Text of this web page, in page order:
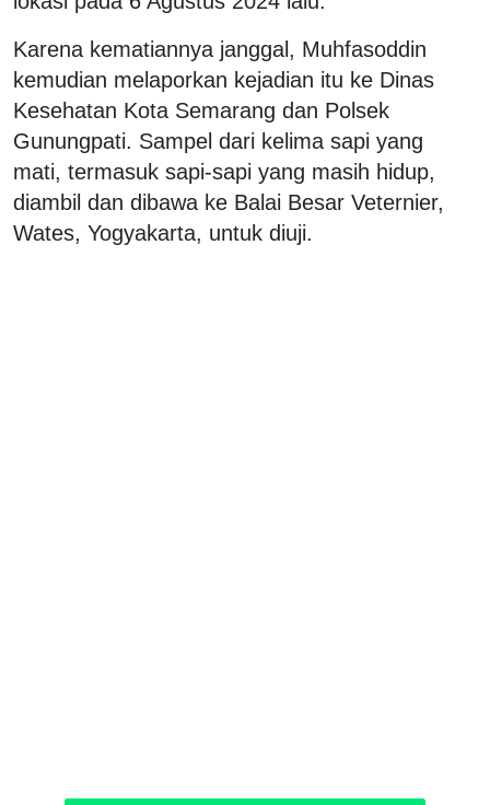
Karena kematiannya janggal, Muhfasoddin
kemudian melaporkan kejadian itu ke Dinas
Kesehatan Kota Semarang dan Polsek
Gunungpati. Sampel dari kelima sapi yang
mati, termasuk sapi-sapi yang masih hidup,
diambil dan dibawa ke Balai Besar Veternier,
Wates, Yogyakarta, untuk diuji.